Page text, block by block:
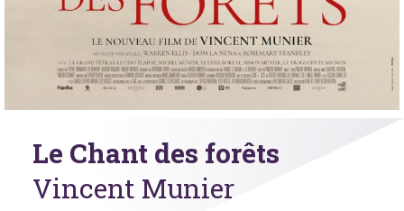
Le Chant des forêts
Vincent Munier